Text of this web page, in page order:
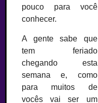
pouco para você
conhecer.
A gente sabe que
tem feriado
chegando esta
semana e, como
para muitos de
vocês vai ser um